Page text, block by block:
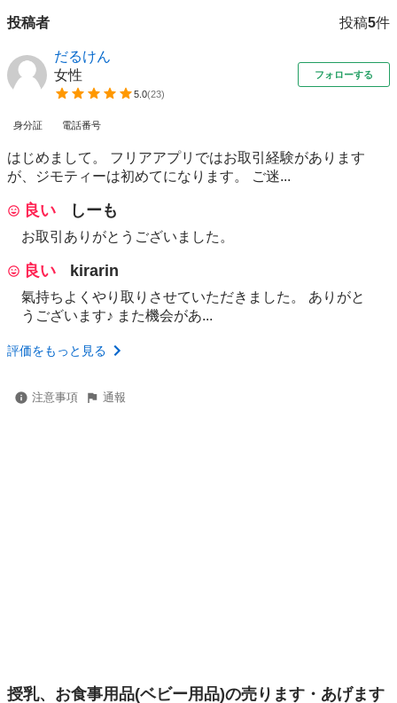
投稿者 投稿5件
だるけん
女性
5.0(23)
フォローする
身分証 電話番号
はじめまして。 フリアアプリではお取引経験があります
が、ジモティーは初めてになります。 ご迷...
良い しーも
お取引ありがとうございました。
良い kirarin
氣持ちよくやり取りさせていただきました。 ありがと
うございます♪ また機会があ...
評価をもっと見る
注意事項 通報
授乳、お食事用品(ベビー用品)の売ります・あげます